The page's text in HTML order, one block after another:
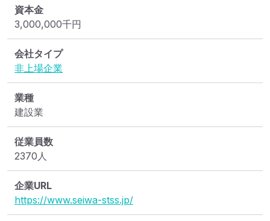
資本金
3,000,000千円
会社タイプ
非上場企業
業種
建設業
従業員数
2370人
企業URL
https://www.seiwa-stss.jp/